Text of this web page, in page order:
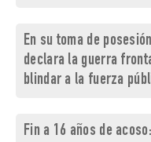
En su toma de
declara la guerra
blindar a la fuerza
Fin a 16 años de